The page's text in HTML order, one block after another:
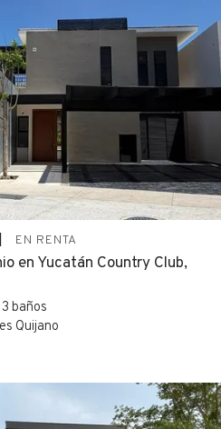
EN RENTA
en Yucatán Country Club,
3 baños
Quijano